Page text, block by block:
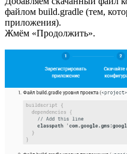
файлом build.gradle (тем,
приложения).
Жмём «Продолжить».